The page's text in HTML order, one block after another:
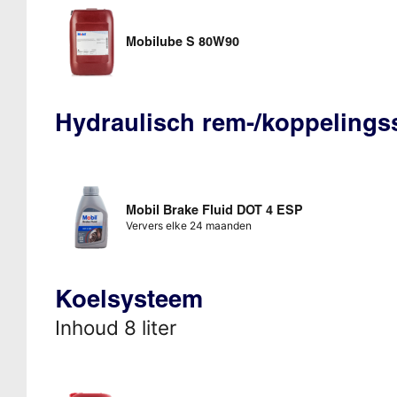
Mobilube S 80W90
Hydraulisch rem-/
Mobil Brake Fluid DOT 4 ESP
Ververs elke 24 maanden
Koelsysteem
Inhoud 8 liter